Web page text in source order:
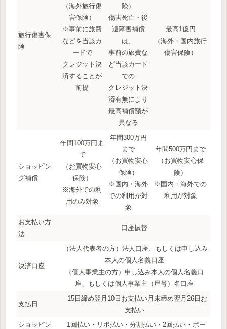
旅行傷害保
険
（海外旅行傷
害保険）
※事前に旅費
などを当該カ
ードで
クレジット決
済することが
前提
険）
傷害死亡・後
遺障害補償
は、
事前の旅費な
ど当該カード
での
クレジット決
済有無により
最高補償額が
異なる
最高1億円
（海外・国内旅行
傷害保険）
ショッピン
グ補償
年間100万円ま
で
（お買物安心
保険）
※海外での利
用のみ対象
年間300万円
まで
（お買物安心
保険）
※国内・海外
での利用が対
象
年間500万円まで
（お買物安心保
険）
※国内・海外での
利用が対象
お支払い方
法
口座振替
決済口座
（法人代表者の方）法人口座、もしくは申し込み
本人の個人名義口座
（個人事業主の方）申し込み本人の個人名義口
座、もしくは個人事業主（屋号）名口座
支払日
15日締め翌月10日お支払い月末締め翌月26日お
支払い
ショッピン
1回払い・リボ払い・分割払い・2回払い・ボー